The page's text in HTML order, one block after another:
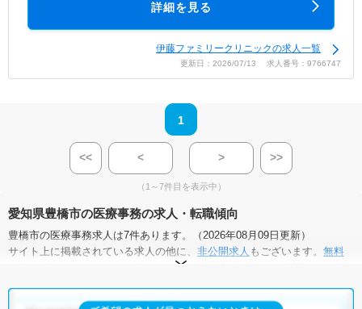
詳細を見る
伊藤ファミリークリニックの求人一覧
更新日：2026/07/13 求人番号：9766747
1
<< < > >>
（1～7件目を表示中）
愛知県豊橋市の医療事務の求人・転職傾向
豊橋市の医療事務求人は7件あります。（2026年08月09日更新）
サイト上に掲載されている求人の他に、 非公開求人 もございます。 無料
にお申し込みいただくと、全求人からご希望条件に合